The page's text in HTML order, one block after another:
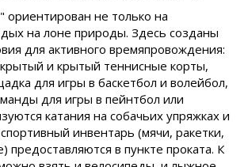
не только на
на лоне природы. Здесь созданы
для активного времяпровождения:
и крытый теннисные корты,
для игры в баскетбол и волейбол,
для игры в пейнтбол или
катания на собачьих упряжках и
инвентарь (мячи, ракетки,
предоставляются в пункте проката. К